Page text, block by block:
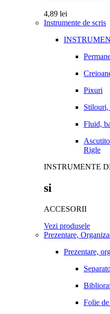
4,89 lei
Instrumente de scris
Pixuri
Stilouri,
Fluid,
Rigle
INSTRUMENTE
si
ACCESORII
Vezi produsele
Prezentare,
Prezentare,
Folie